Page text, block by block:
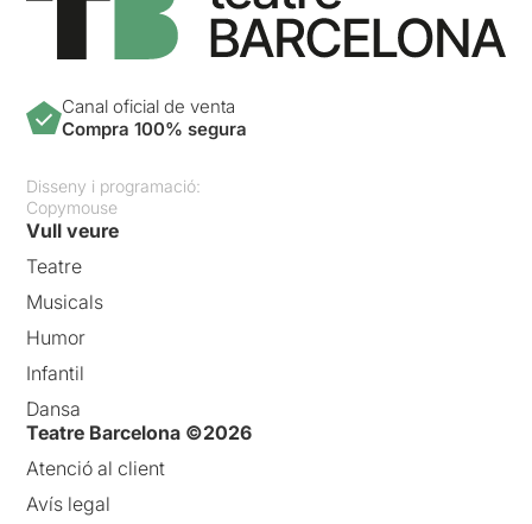
Canal oficial de venta
Compra 100% segura
Disseny i programació:
Copymouse
Vull veure
Teatre
Musicals
Humor
Infantil
Dansa
Teatre Barcelona ©2026
Atenció al client
Avís legal